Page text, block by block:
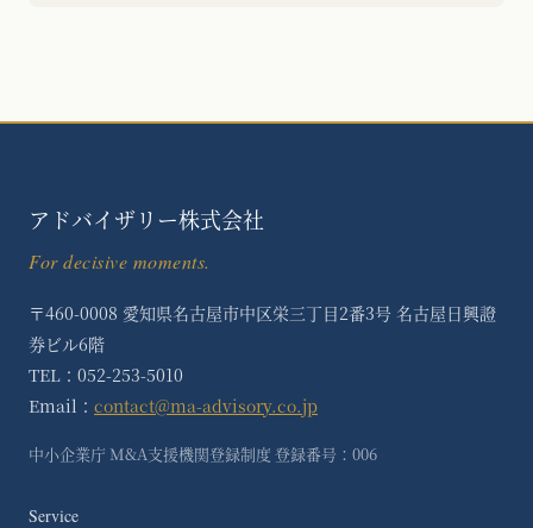
アドバイザリー株式会社
For decisive moments.
〒460-0008 愛知県名古屋市中区栄三丁目2番3号 名古屋日興證
券ビル6階
TEL：052-253-5010
Email： contact@ma-advisory.co.jp
中小企業庁 M&A支援機関登録制度 登録番号：006
Service